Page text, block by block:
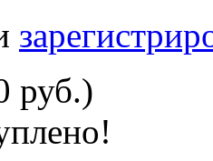
руб.)